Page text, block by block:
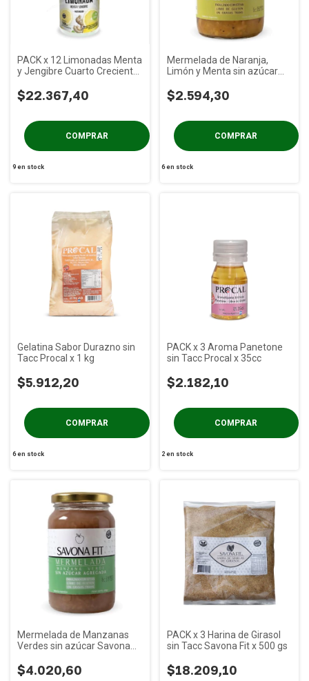
PACK x 12 Limonadas Menta
y Jengibre Cuarto Creciente
$22.367,40
9en stock
Mermelada de Naranja,
Limón y Menta sin azúcar
$2.594,30
6en stock
Gelatina Sabor Durazno sin
Tacc Procal x 1 kg
$5.912,20
6en stock
PACK x 3 Aroma Panetone
sin Tacc Procal x 35cc
$2.182,10
2 en stock
Mermelada de Manzanas
Verdes sin azúcar Savona
$4.020,60
PACK x 3 Harina de Girasol
sin Tacc Savona Fit x 500 gs
$18.209,10